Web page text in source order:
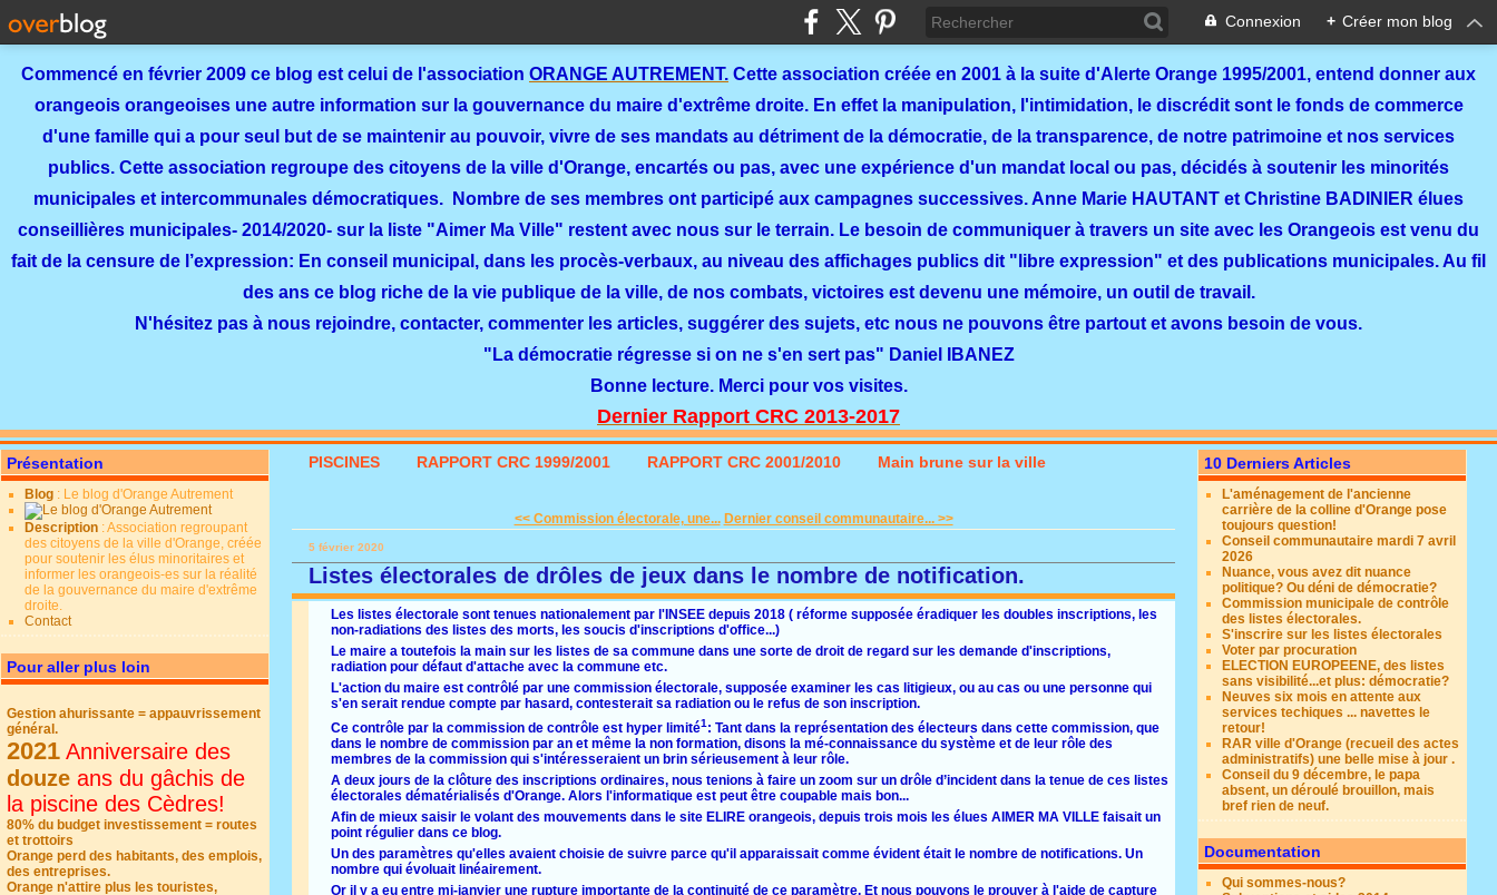
Connexion + Créer mon blog
Commencé en février 2009 ce blog est celui de l'association ORANGE AUTREMENT. Cette association créée en 2001 à la suite d'Alerte Orange 1995/2001, entend donner aux
orangeois orangeoises une autre information sur la gouvernance du maire d'extrême droite. En effet la manipulation, l'intimidation, le discrédit sont le fonds de commerce
d'une famille qui a pour seul but de se maintenir au pouvoir, vivre de ses mandats au détriment de la démocratie, de la transparence, de notre patrimoine et nos services
publics. Cette association regroupe des citoyens de la ville d'Orange, encartés ou pas, avec une expérience d'un mandat local ou pas, décidés à soutenir les minorités
municipales et intercommunales démocratiques. Nombre de ses membres ont participé aux campagnes successives. Anne Marie HAUTANT et Christine BADINIER élues
conseillières municipales- 2014/2020- sur la liste "Aimer Ma Ville" restent avec nous sur le terrain. Le besoin de communiquer à travers un site avec les Orangeois est venu du
fait de la censure de l’expression: En conseil municipal, dans les procès-verbaux, au niveau des affichages publics dit "libre expression" et des publications municipales. Au fil
des ans ce blog riche de la vie publique de la ville, de nos combats, victoires est devenu une mémoire, un outil de travail.
N'hésitez pas à nous rejoindre, contacter, commenter les articles, suggérer des sujets, etc nous ne pouvons être partout et avons besoin de vous.
"La démocratie régresse si on ne s'en sert pas" Daniel IBANEZ
Bonne lecture. Merci pour vos visites.
Dernier Rapport CRC 2013-2017
Présentation
Blog : Le blog d'Orange Autrement
Description : Association regroupant
des citoyens de la ville d'Orange, créée
pour soutenir les élus minoritaires et
informer les orangeois-es sur la réalité
de la gouvernance du maire d'extrême
droite.
Contact
Pour aller plus loin
Gestion ahurissante = appauvrissement
général.
2021 Anniversaire des
douze ans du gâchis de
la piscine des Cèdres!
80% du budget investissement = routes
et trottoirs
Orange perd des habitants, des emplois,
des entreprises.
Orange n'attire plus les touristes,
PISCINES RAPPORT CRC 1999/2001 RAPPORT CRC 2001/2010 Main brune sur la ville
<< Commission électorale, une... Dernier conseil communautaire... >>
5 février 2020
Listes électorales de drôles de jeux dans le nombre de notification.
Les listes électorale sont tenues nationalement par l'INSEE depuis 2018 ( réforme supposée éradiquer les doubles inscriptions, les
non-radiations des listes des morts, les soucis d'inscriptions d'office...)
Le maire a toutefois la main sur les listes de sa commune dans une sorte de droit de regard sur les demande d'inscriptions,
radiation pour défaut d'attache avec la commune etc.
L'action du maire est contrôlé par une commission électorale, supposée examiner les cas litigieux, ou au cas ou une personne qui
s'en serait rendue compte par hasard, contesterait sa radiation ou le refus de son inscription.
Ce contrôle par la commission de contrôle est hyper limité1 : Tant dans la représentation des électeurs dans cette commission, que
dans le nombre de commission par an et même la non formation, disons la mé-connaissance du système et de leur rôle des
membres de la commission qui s'intéresseraient un brin sérieusement à leur rôle.
A deux jours de la clôture des inscriptions ordinaires, nous tenions à faire un zoom sur un drôle d’incident dans la tenue de ces listes
électorales dématérialisés d'Orange. Alors l'informatique est peut être coupable mais bon...
Afin de mieux saisir le volant des mouvements dans le site ELIRE orangeois, depuis trois mois les élues AIMER MA VILLE faisait un
point régulier dans ce blog.
Un des paramètres qu'elles avaient choisie de suivre parce qu'il apparaissait comme évident était le nombre de notifications. Un
nombre qui évoluait linéairement.
Or il y a eu entre mi-janvier une rupture importante de la continuité de ce paramètre. Et nous pouvons le prouver à l'aide de capture
10 Derniers Articles
L'aménagement de l'ancienne
carrière de la colline d'Orange pose
toujours question!
Conseil communautaire mardi 7 avril
2026
Nuance, vous avez dit nuance
politique? Ou déni de démocratie?
Commission municipale de contrôle
des listes électorales.
S'inscrire sur les listes électorales
Voter par procuration
ELECTION EUROPEENE, des listes
sans visibilité...et plus: démocratie?
Neuves six mois en attente aux
services techiques ... navettes le
retour!
RAR ville d'Orange (recueil des actes
administratifs) une belle mise à jour .
Conseil du 9 décembre, le papa
absent, un déroulé brouillon, mais
bref rien de neuf.
Documentation
Qui sommes-nous?